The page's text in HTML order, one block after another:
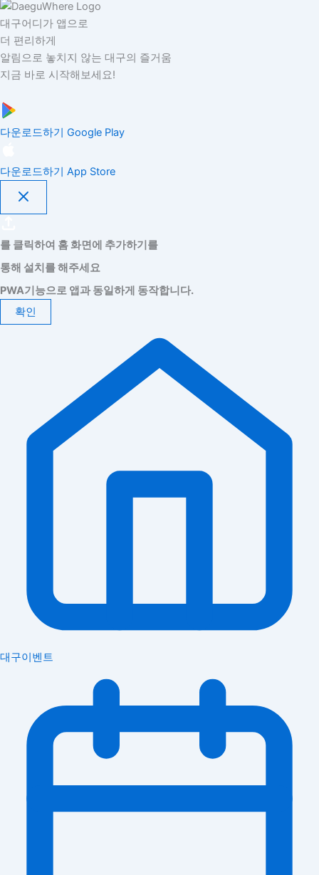
대구어디가 앱으로
더 편리하게
알림으로 놓치지 않는 대구의 즐거움
지금 바로 시작해보세요!
다운로드하기 Google Play
다운로드하기 App Store
를 클릭하여 홈 화면에 추가하기를
통해 설치를 해주세요
PWA기능으로 앱과 동일하게 동작합니다.
확인
대구이벤트